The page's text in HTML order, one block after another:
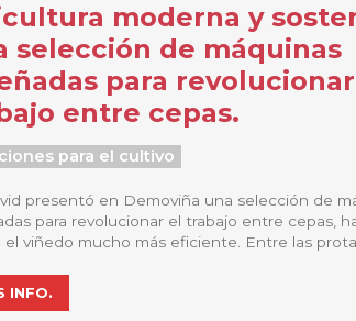
moderna y
selección de máquinas
para
entre cepas.
para el cultivo
presentó en Demoviña una selección de
para revolucionar el trabajo entre cepas,
día en el viñedo mucho más
INFO.